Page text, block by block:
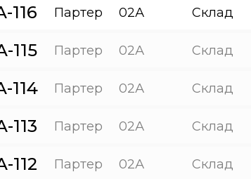
116 Партер 02А Склад
115 Партер 02А Склад
114 Партер 02А Склад
113 Партер 02А Склад
112 Партер 02А Склад